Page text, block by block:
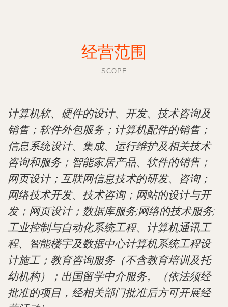
经营范围
SCOPE
计算机软、硬件的设计、开发、技术咨询及
销售；软件外包服务；计算机配件的销售；
信息系统设计、集成、运行维护及相关技术
咨询和服务；智能家居产品、软件的销售；
网页设计；互联网信息技术的研发、咨询；
网络技术开发、技术咨询；网站的设计与开
发；网页设计；数据库服务;网络的技术服务;
工业控制与自动化系统工程、计算机通讯工
程、智能楼宇及数据中心计算机系统工程设
计施工；教育咨询服务（不含教育培训及托
幼机构）；出国留学中介服务。（依法须经
批准的项目，经相关部门批准后方可开展经